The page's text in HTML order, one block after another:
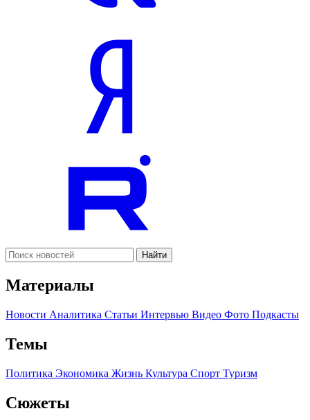
Найти
Материалы
Новости Аналитика Статьи Интервью Видео Фото Подкасты
Темы
Политика Экономика Жизнь Культура Спорт Туризм
Сюжеты